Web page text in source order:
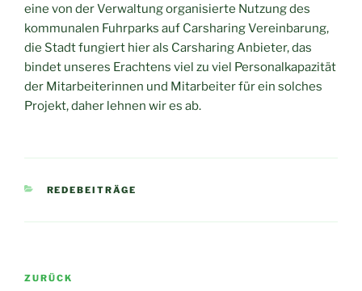
eine von der Verwaltung organisierte Nutzung des
kommunalen Fuhrparks auf Carsharing Vereinbarung,
die Stadt fungiert hier als Carsharing Anbieter, das
bindet unseres Erachtens viel zu viel Personalkapazität
der Mitarbeiterinnen und Mitarbeiter für ein solches
Projekt, daher lehnen wir es ab.
KATEGORIEN
REDEBEITRÄGE
Beitragsnavigation
Vorheriger
ZURÜCK